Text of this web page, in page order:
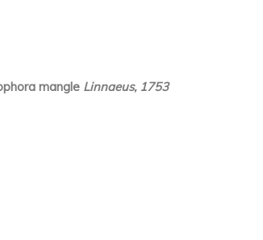
mangle Linnaeus, 1753